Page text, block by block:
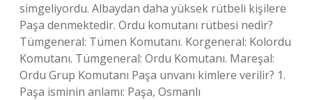
simgeliyordu. Albaydan daha yüksek rütbeli kişilere
Paşa denmektedir. Ordu komutanı rütbesi nedir?
Tümgeneral: Tümen Komutanı. Korgeneral: Kolordu
Komutanı. Tümgeneral: Ordu Komutanı. Mareşal:
Ordu Grup Komutanı Paşa unvanı kimlere verilir? 1.
Paşa isminin anlamı: Paşa, Osmanlı